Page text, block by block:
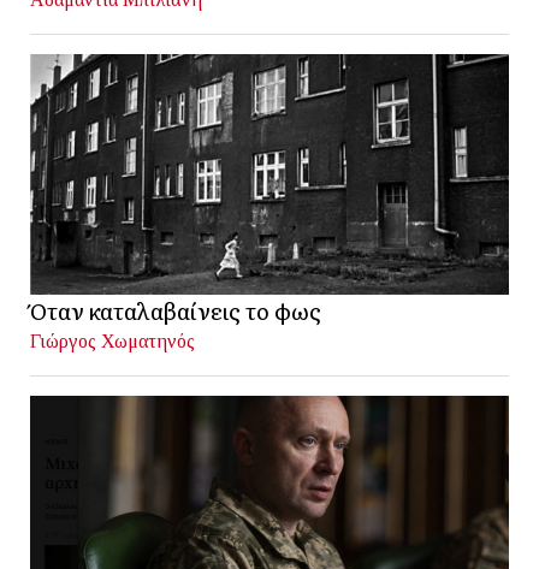
Όταν καταλαβαίνεις το φως
Γιώργος Χωματηνός